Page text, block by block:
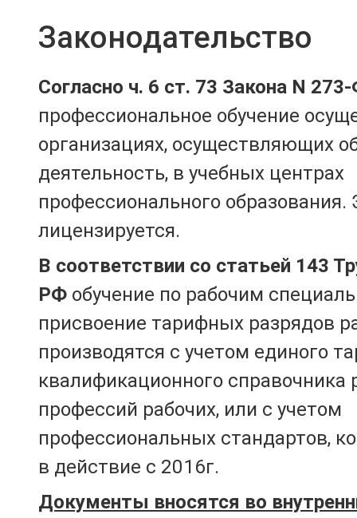
Законодательство
Согласно ч. 6 ст. 73 Закона N
профессиональное обучение
организациях, осуществляющих
деятельность, в учебных центрах
профессионального образования.
лицензируется.
В соответствии со статьей 143
РФ обучение по рабочим
присвоение тарифных разрядов
производятся с учетом единого
квалификационного справочника
профессий рабочих, или с учетом
профессиональных стандартов,
в действие с 2016г.
Документы вносятся во